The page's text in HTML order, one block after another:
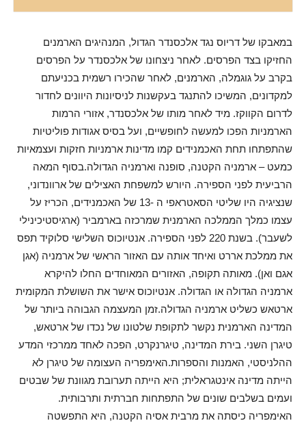
במאבקו של דריוס נגד אלכסנדר הגדול, המנהיגים הארמנים
החזיקו בצד הפרסים. לאחר ניצחונו של אלכסנדר על הפרסים
בקרב על גוגמלה, הארמנים, לאחר שהכירו רשמית בכניעתם
למקדונים, המשיכו להתנגד בעקשנות לניסיונות היוונים לחדור
לדרום הקווקז. מיד לאחר מותו של אלכסנדר, אזורי הרמות
הארמניות הפכו למעשה לחופשיים, ועל בסיס אגודות פוליטיות
שהתפתחו תחת האכמנידים קמו מדינות ארמניות חזקות ועצמאיות
כמעט – ארמניה הקטנה, סופנה וארמניה הגדולה.בסוף המאה
הרביעית לפני הספירה. היורש למשפחת האצילים של ארוונדוני,
שנציגיה היו שליטי הסאטראפי ה -13 של האכמנידים, הכריז על
עצמו כמלך הממלכה הארמנית שמרכזה בארמביר (ארגיסטיכינילי
לשעבר). בשנת 220 לפני הספירה. אנטיוכוס השלישי סלוקיד תפס
את ממלכת אררט ואיחד אותה עם האזור הראשי של ארמניה (אגן
אגם ואן). מאותה תקופה, האזורים המאוחדים החלו להיקרא
ארמניה הגדולה או הגדולה. אנטיוכוס אישר את השושלת המקומית
ארטאש כשליט ארמניה הגדולה.זמן המעצמה הגבוהה ביותר של
המדינה הארמנית נקשר לתקופת שלטונו של נכדו של ארטאש,
טיגרן השני. בירת המדינה, טיגרנקרט, הפכה לאחד ממרכזי המדע
ההלניסטי, האמנות והספרות.האימפריה העצומה של טיגרן לא
הייתה מדינה אינטגראלית; היא הייתה תערובת מגוונת של שבטים
ועמים בשלבים שונים של התפתחות חברתית ותרבותית.
האימפריה כיסתה את מרבית אסיה הקטנה, היא התפשטה